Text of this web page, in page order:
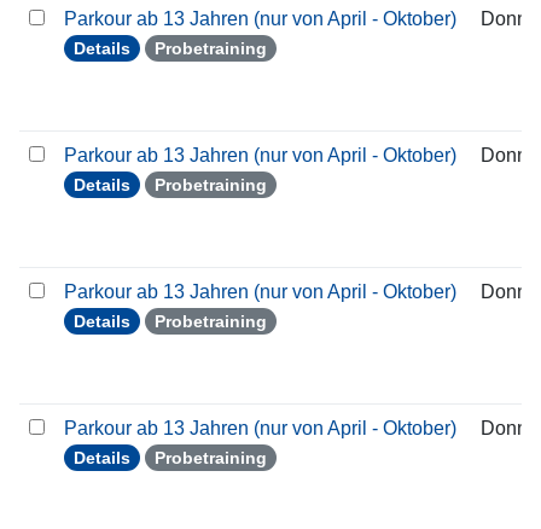
Parkour ab 13 Jahren (nur von April - Oktober)
Details Probetraining
Parkour ab 13 Jahren (nur von April - Oktober)
Details Probetraining
Parkour ab 13 Jahren (nur von April - Oktober)
Details Probetraining
Parkour ab 13 Jahren (nur von April - Oktober)
Details Probetraining